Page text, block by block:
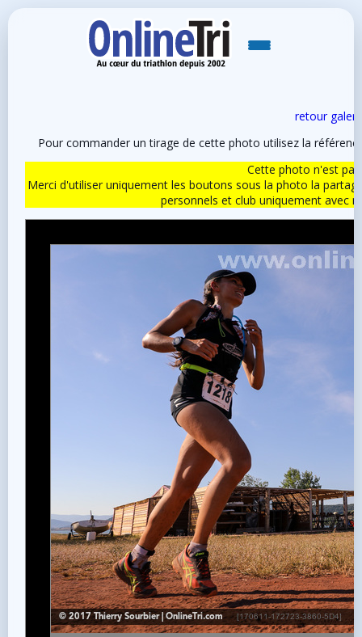
retour
Pour commander un tirage de cette photo utilisez la
Cette photo n'est
Merci d'utiliser uniquement les boutons sous la photo la
personnels et club uniquement avec